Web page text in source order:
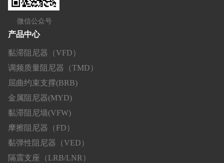
微信公众号
产品中心
黏滞阻尼器（VFD）
调频质量阻尼器（TMD）
屈曲约束支撑(BRB)
金属阻尼器(MYD)
黏滞阻尼墙(VFW)
摩擦阻尼器（FD）
黏弹性阻尼器（VED）
隔震支座（LRB/LNR）